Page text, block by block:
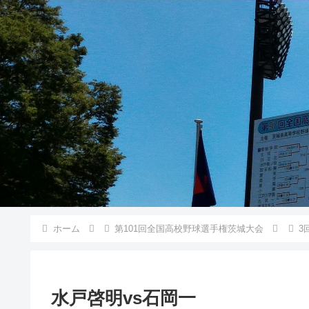
ホーム 第101回全国高校野球選手権茨城大会 3
水戸啓明vs石岡一